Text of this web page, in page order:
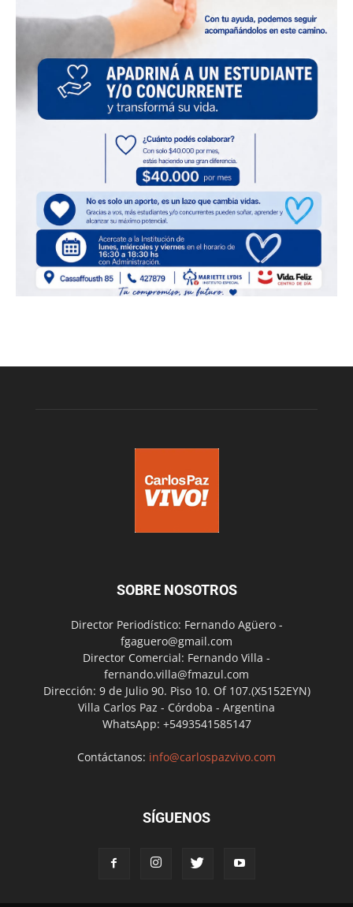
SOBRE NOSOTROS
Director Periodístico: Fernando Agüero -
fgaguero@gmail.com
Director Comercial: Fernando Villa -
fernando.villa@fmazul.com
Dirección: 9 de Julio 90. Piso 10. Of 107.(X5152EYN)
Villa Carlos Paz - Córdoba - Argentina
WhatsApp: +5493541585147
Contáctanos: info@carlospazvivo.com
SÍGUENOS